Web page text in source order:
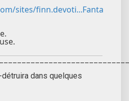
sites/finn.devoti...Fanta
dans quelques